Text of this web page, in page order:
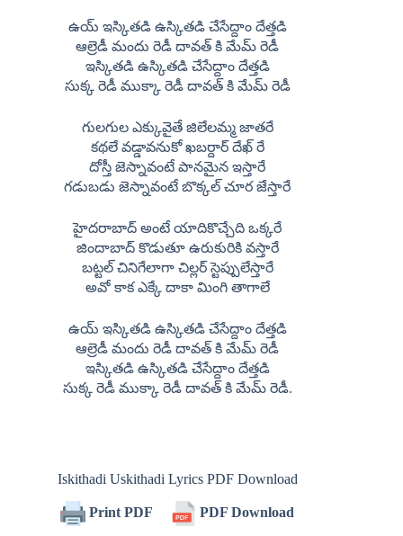
ఉయ్ ఇస్కితడి ఉస్కితడి చేసేద్దాం దేత్తడి
ఆల్రెడీ మందు రెడీ దావత్ కి మేమ్ రెడీ
ఇస్కితడి ఉస్కితడి చేసేద్దాం దేత్తడి
సుక్క రెడీ ముక్కా రెడీ దావత్ కి మేమ్ రెడీ
గులగుల ఎక్కువైతే జిలేలమ్మ జాతరే
కథలే వడ్డావనుకో ఖబర్దార్ దేఖ్ రే
దోస్తీ జెస్నావంటే పానమైన ఇస్తారే
గడుబడు జెస్నావంటే బొక్కల్ చూర జేస్తారే
హైదరాబాద్ అంటే యాదికొచ్చేది ఒక్కరే
జిందాబాద్ కొడుతూ ఉరుకురికి వస్తారే
బట్టల్ చినిగేలాగా చిల్లర్ స్టెప్పులేస్తారే
అవో కాక ఎక్కే దాకా మింగి తాగాలే
ఉయ్ ఇస్కితడి ఉస్కితడి చేసేద్దాం దేత్తడి
ఆల్రెడీ మందు రెడీ దావత్ కి మేమ్ రెడీ
ఇస్కితడి ఉస్కితడి చేసేద్దాం దేత్తడి
సుక్క రెడీ ముక్కా రెడీ దావత్ కి మేమ్ రెడీ.
Iskithadi Uskithadi Lyrics PDF Download
Print PDF PDF Download